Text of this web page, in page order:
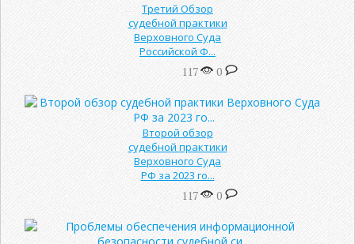
Третий Обзор
судебной практики
Верховного Суда
Российской Ф...
117 0
Второй обзор
судебной практики
Верховного Суда
РФ за 2023 го...
117 0